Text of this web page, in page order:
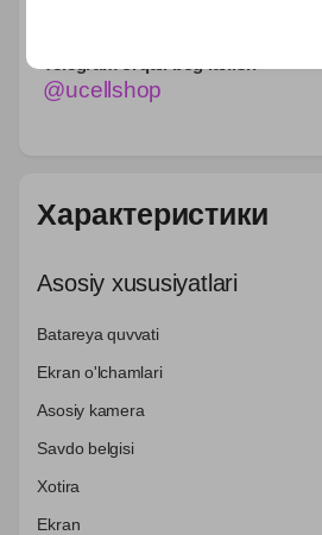
@ucellshop
Характеристики
Asosiy xususiyatlari
Batareya quvvati
Ekran o'lchamlari
Asosiy kamera
Savdo belgisi
Xotira
Ekran